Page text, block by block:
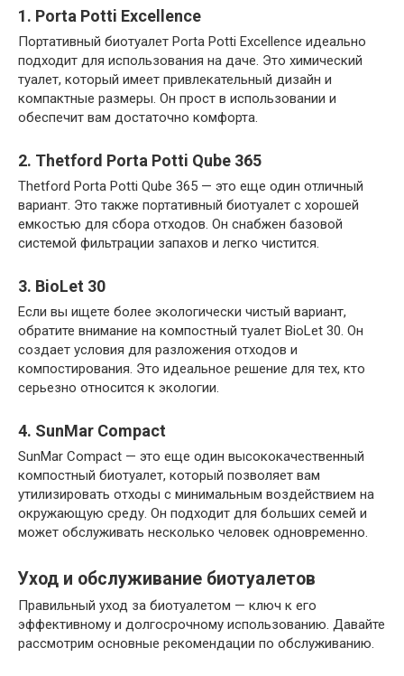
1. Porta Potti Excellence
Портативный биотуалет Porta Potti Excellence идеально
подходит для использования на даче. Это химический
туалет, который имеет привлекательный дизайн и
компактные размеры. Он прост в использовании и
обеспечит вам достаточно комфорта.
2. Thetford Porta Potti Qube 365
Thetford Porta Potti Qube 365 — это еще один отличный
вариант. Это также портативный биотуалет с хорошей
емкостью для сбора отходов. Он снабжен базовой
системой фильтрации запахов и легко чистится.
3. BioLet 30
Если вы ищете более экологически чистый вариант,
обратите внимание на компостный туалет BioLet 30. Он
создает условия для разложения отходов и
компостирования. Это идеальное решение для тех, кто
серьезно относится к экологии.
4. SunMar Compact
SunMar Compact — это еще один высококачественный
компостный биотуалет, который позволяет вам
утилизировать отходы с минимальным воздействием на
окружающую среду. Он подходит для больших семей и
может обслуживать несколько человек одновременно.
Уход и обслуживание биотуалетов
Правильный уход за биотуалетом — ключ к его
эффективному и долгосрочному использованию. Давайте
рассмотрим основные рекомендации по обслуживанию.